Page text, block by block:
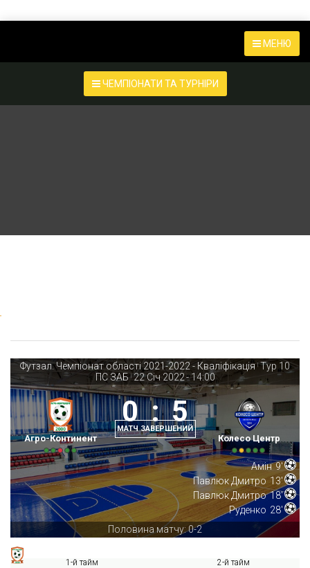
МЕНЮ
ЧЕМПІОНАТИ ТА ТУРНІРИ
Футзал. Чемпіонат області 2021-2022 - Кваліфікація | Тур 10
ПС ЗАБ | 22 Січ 2022-14:00
Агро-Континент
0 : 5
МАТЧ ЗАВЕРШЕНИЙ
Колесо Центр
Амін 9'
Павлюк Дмитро 13'
Павлюк Дмитро 18'
Руденко 28'
Половина матчу: 0-2
1-й тайм 2-й тайм